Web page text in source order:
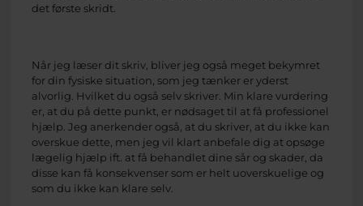
det første skridt.
Når jeg læser dit skriv, bliver jeg også meget bekymret
for din fysiske situation, som jeg tænker er yderst
alvorlig. Hvilket du også selv skriver. Min klare vurdering
er, at du på dette punkt, er nødsaget til at få professionel
hjælp. Jeg anerkender også, at du skriver, at du ikke kan
overskue dette, men jeg vil klart anbefale dig at opsøge
lægelig hjælp ift. at få behandlet dine sår og skader, da
disse kan få konsekvenser som er helt uoverskuelige og
som du ikke kan klare selv.